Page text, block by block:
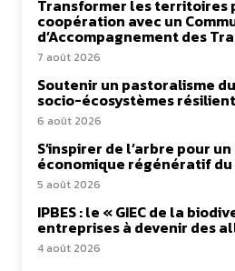
Transformer les territoires
coopération avec un
d’Accompagnement des
7 août 2026
Soutenir un pastoralisme
socio-écosystèmes
6 août 2026
S’inspirer de l’arbre pour
économique régénératif
5 août 2026
IPBES : le « GIEC de la
entreprises à devenir des
4 août 2026